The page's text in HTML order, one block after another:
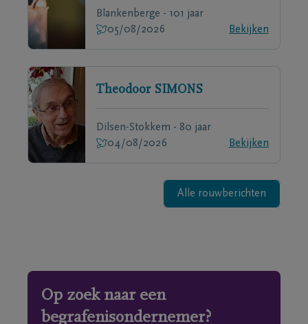
Blankenberge - 101 jaar
05/08/2026
Bekijken
Theodoor SIMONS
Dilsen-Stokkem - 80 jaar
04/08/2026
Bekijken
Alle rouwberichten
Op zoek naar een
begrafenisondernemer?